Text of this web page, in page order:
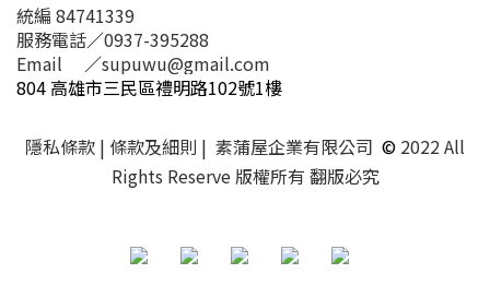
統編 84741339
服務電話／0937-395288
Email ／supuwu@gmail.com
804 高雄市三民區禮明路102號1樓
隱私條款 | 條款及細則 | 素蒲屋企業有限公司 © 2022 All
Rights Reserve 版權所有 翻版必究